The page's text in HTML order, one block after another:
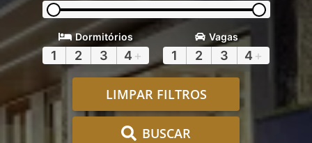
Dormitórios
1 2 3 4 +
Vagas
1 2 3 4 +
LIMPAR FILTROS
BUSCAR